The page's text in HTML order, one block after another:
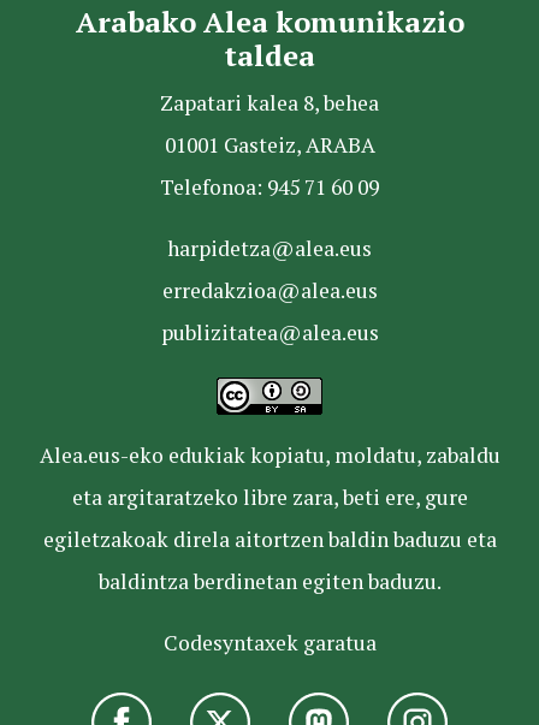
Arabako Alea komunikazio
taldea
Zapatari kalea 8, behea
01001 Gasteiz, ARABA
Telefonoa: 945 71 60 09
harpidetza@alea.eus
erredakzioa@alea.eus
publizitatea@alea.eus
Alea.eus-eko edukiak kopiatu, moldatu, zabaldu
eta argitaratzeko libre zara, beti ere, gure
egiletzakoak direla aitortzen baldin baduzu eta
baldintza berdinetan egiten baduzu.
Codesyntaxek garatua